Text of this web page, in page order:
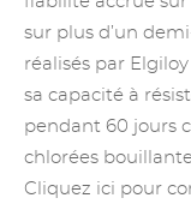
sur plus d’un
réalisés par
sa capacité à
pendant 60 jours
chlorées
Cliquez ici pour